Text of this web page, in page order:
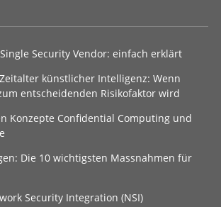
Security Vendor: einfach erklärt
künstlicher Intelligenz: Wenn
entscheidenden Risikofaktor wird
Konzepte Confidential Computing und
Die 10 wichtigsten Massnahmen für
Security Integration (NSI)